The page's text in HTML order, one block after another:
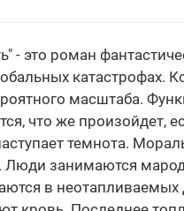
- это роман
катастрофах.
масштаба.
что же произойдет,
темнота.
Люди занимаются
в